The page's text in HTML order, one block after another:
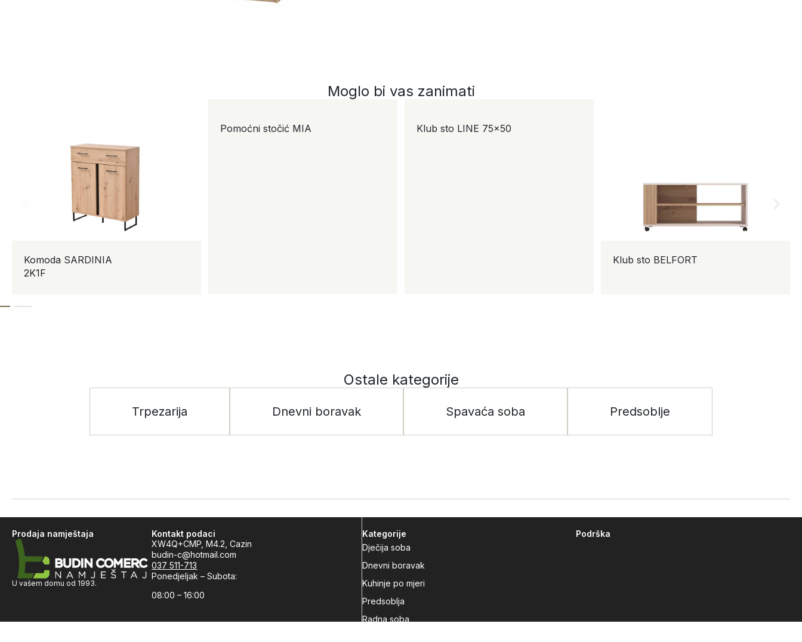
Moglo bi vas zanimati
Komoda SARDINIA
2K1F
Pomoćni stočić MIA Klub sto LINE 75×50
Klub sto BELFORT
Ostale kategorije
Trpezarija Dnevni boravak Spavaća soba Predsoblje
Prodaja namještaja
U vašem domu od 1993.
Kontakt podaci
XW4Q+CMP, M4.2, Cazin
budin-c@hotmail.com
037 511-713
Ponedjeljak – Subota:
08:00 – 16:00
Kategorije
Dječija soba
Dnevni boravak
Kuhinje po mjeri
Predsoblja
Radna soba
Podrška